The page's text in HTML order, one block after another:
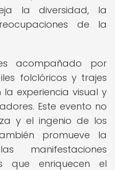
la diversidad, la
de la
acompañado por
folclóricos y trajes
experiencia visual y
Este evento no
y el ingenio de los
promueve la
manifestaciones
que enriquecen el